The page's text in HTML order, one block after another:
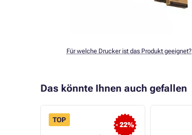
Für welche Drucker ist das Produkt geeignet?
Das könnte Ihnen auch gefallen
- 22%
TOP